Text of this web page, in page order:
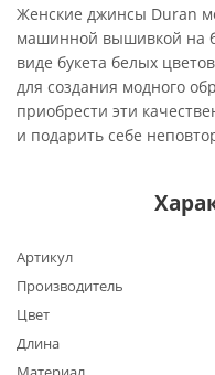
Женские джинсы Duran
машинной вышивкой на
виде букета белых
для создания модного
приобрести эти
и подарить себе
Артикул
Производитель
Цвет
Длина